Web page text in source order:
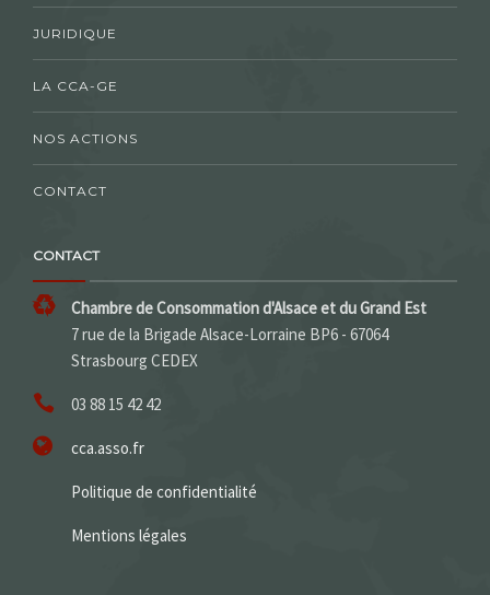
JURIDIQUE
LA CCA-GE
NOS ACTIONS
CONTACT
CONTACT
Chambre de Consommation d'Alsace et du Grand Est
7 rue de la Brigade Alsace-Lorraine BP6 - 67064
Strasbourg CEDEX
03 88 15 42 42
cca.asso.fr
Politique de confidentialité
Mentions légales